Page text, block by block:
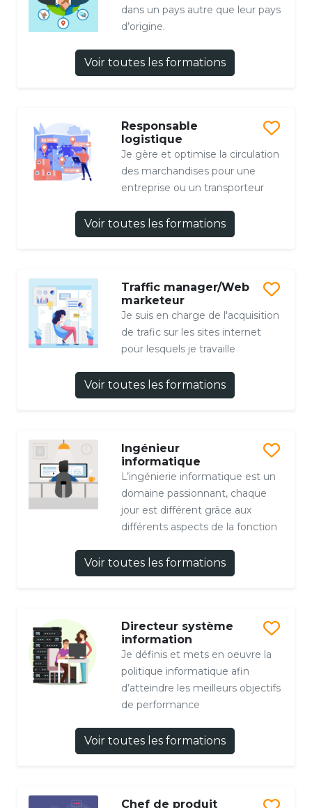
dans un pays autre que leur pays
d’origine.
Voir toutes les formations
Responsable
logistique
Je gère et optimise la circulation
des marchandises pour une
entreprise ou un transporteur
Voir toutes les formations
Traffic manager/Web
marketeur
Je suis en charge de l'acquisition
de trafic sur les sites internet
pour lesquels je travaille
Voir toutes les formations
Ingénieur
informatique
L’ingénierie informatique est un
domaine passionnant, chaque
jour est différent grâce aux
différents aspects de la fonction
Voir toutes les formations
Directeur système
information
Je définis et mets en oeuvre la
politique informatique afin
d’atteindre les meilleurs objectifs
de performance
Voir toutes les formations
Chef de produit